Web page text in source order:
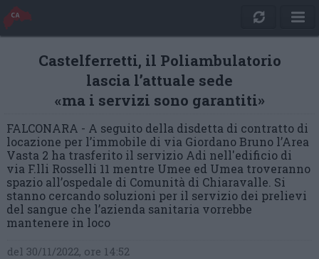
Castelferretti, il Poliambulatorio
lascia l’attuale sede
«ma i servizi sono garantiti»
FALCONARA - A seguito della disdetta di contratto di
locazione per l’immobile di via Giordano Bruno l’Area
Vasta 2 ha trasferito il servizio Adi nell'edificio di
via F.lli Rosselli 11 mentre Umee ed Umea troveranno
spazio all’ospedale di Comunità di Chiaravalle. Si
stanno cercando soluzioni per il servizio dei prelievi
del sangue che l’azienda sanitaria vorrebbe
mantenere in loco
del 30/11/2022, ore 14:52